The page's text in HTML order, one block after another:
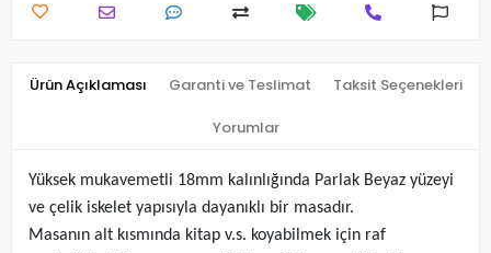
Ürün Açıklaması Garanti ve Teslimat Taksit Seçenekleri
Yorumlar
Yüksek mukavemetli 18mm kalınlığında Parlak Beyaz yüzeyi
ve çelik iskelet yapısıyla dayanıklı bir masadır.
Masanın alt kısmında kitap v.s. koyabilmek için raf